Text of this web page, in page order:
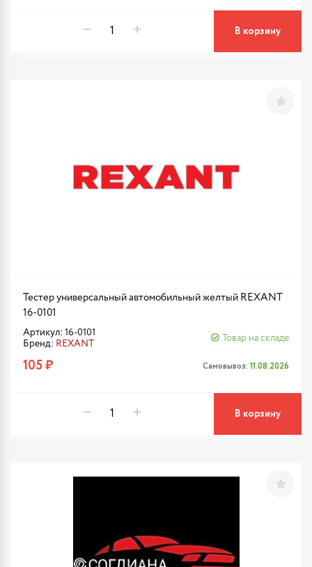
В корзину
Тестер универсальный автомобильный желтый REXANT
16-0101
Артикул: 16-0101
Бренд: REXANT
Товар на складе
105 ₽ Самовывоз: 11.08.2026
В корзину